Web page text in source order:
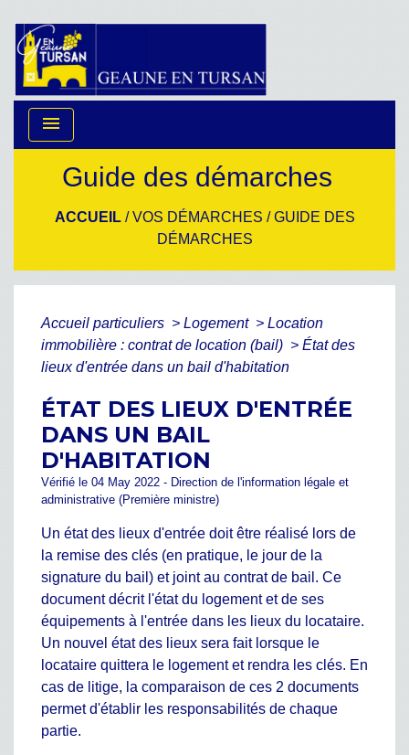
menu
Guide des démarches
ACCUEIL/VOS DÉMARCHES /GUIDE DES
DÉMARCHES
Accueil particuliers > Logement > Location
immobilière : contrat de location (bail) > État des
lieux d'entrée dans un bail d'habitation
ÉTAT DES LIEUX D'ENTRÉE
DANS UN BAIL
D'HABITATION
Vérifié le 04 May 2022 - Direction de l'information légale et
administrative (Première ministre)
Un état des lieux d'entrée doit être réalisé lors de
la remise des clés (en pratique, le jour de la
signature du bail) et joint au contrat de bail. Ce
document décrit l'état du logement et de ses
équipements à l'entrée dans les lieux du locataire.
Un nouvel état des lieux sera fait lorsque le
locataire quittera le logement et rendra les clés. En
cas de litige, la comparaison de ces 2 documents
permet d'établir les responsabilités de chaque
partie.